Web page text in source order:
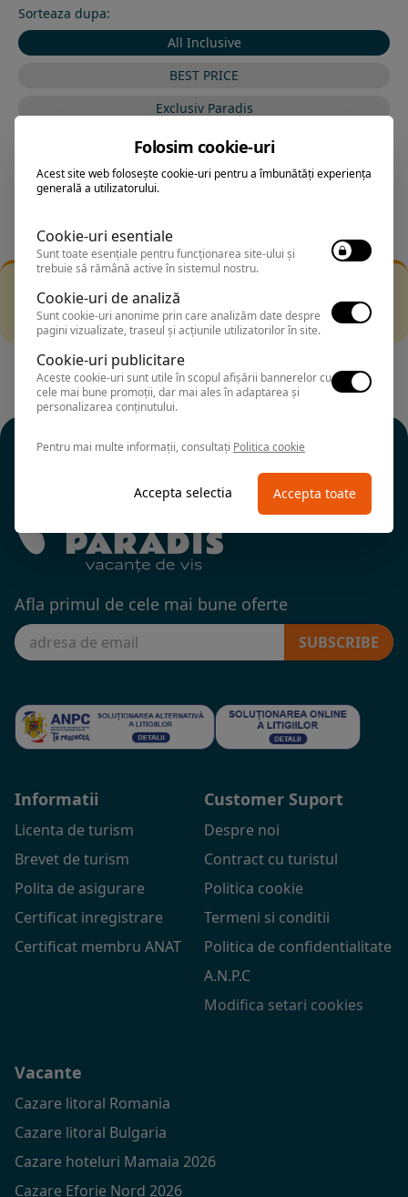
Sorteaza dupa:
All Inclusive
BEST PRICE
Exclusiv Paradis
Stele 1-5
Stele 5-1
Incearca sa folosesti o cautarea mai generala sau alege
alte fitre.
Afla primul de cele mai bune oferte
SUBSCRIBE
Informatii
Licenta de turism
Brevet de turism
Polita de asigurare
Certificat inregistrare
Certificat membru ANAT
Customer Suport
Despre noi
Contract cu turistul
Politica cookie
Termeni si conditii
Politica de confidentialitate
A.N.P.C
Modifica setari cookies
Vacante
Cazare litoral Romania
Cazare litoral Bulgaria
Cazare hoteluri Mamaia 2026
Cazare Eforie Nord 2026
Folosim cookie-uri
Acest site web folosește cookie-uri pentru a îmbunătăți experiența
generală a utilizatorului.
Cookie-uri esentiale
Sunt toate esențiale pentru funcționarea site-ului și
trebuie să rămână active în sistemul nostru.
Cookie-uri de analiză
Sunt cookie-uri anonime prin care analizăm date despre
pagini vizualizate, traseul și acțiunile utilizatorilor în site.
Cookie-uri publicitare
Aceste cookie-uri sunt utile în scopul afișării bannerelor cu
cele mai bune promoții, dar mai ales în adaptarea și
personalizarea conținutului.
Pentru mai multe informații, consultați Politica cookie
Accepta selectia Accepta toate